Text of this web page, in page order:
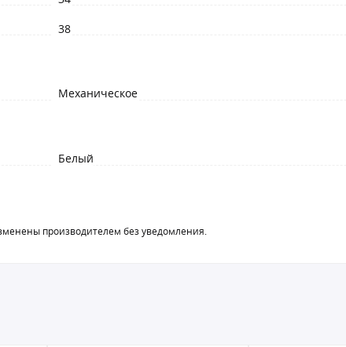
38
Механическое
Белый
производителем без уведомления.